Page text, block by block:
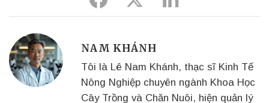
Share
Share
Share
NAM KHÁNH
Tôi là Lê Nam Khánh, thạc sĩ Kinh Tế
Nông Nghiệp chuyên ngành Khoa Học
Cây Trồng và Chăn Nuôi, hiện quản lý